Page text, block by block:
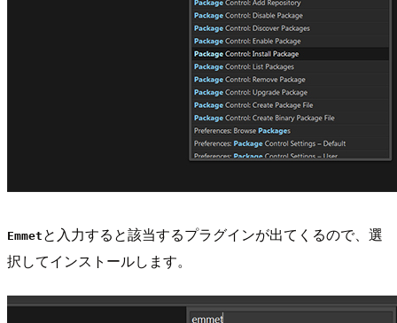
Emmet と入力すると該当するプラグインが出てくるので、選
択してインストールします。